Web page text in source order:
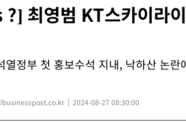
최영범 KT스카이라
열정부 첫 홍보수석 지내, 낙하산 논란
2024-08-27 08:30:00